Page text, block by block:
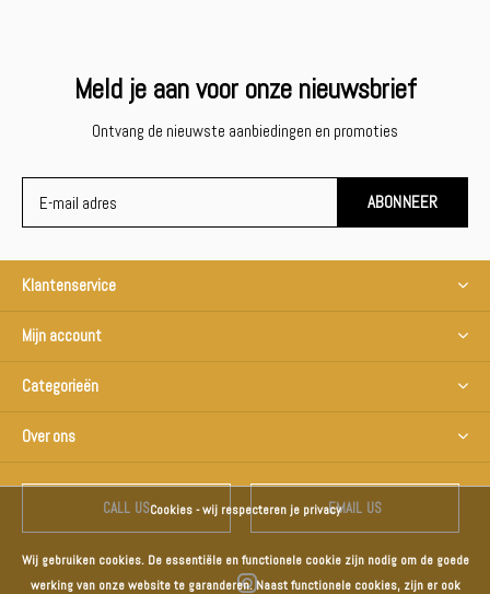
Meld je aan voor onze nieuwsbrief
Ontvang de nieuwste aanbiedingen en promoties
ABONNEER
Klantenservice
Mijn account
Categorieën
Over ons
CALL US EMAIL US
Cookies - wij respecteren je privacy
Wij gebruiken cookies. De essentiële en functionele cookie zijn nodig om de goede
werking van onze website te garanderen. Naast functionele cookies, zijn er ook